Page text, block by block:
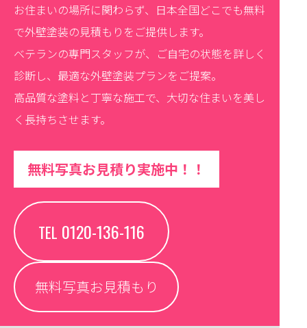
お住まいの場所に関わらず、日本全国どこでも無料
で外壁塗装の見積もりをご提供します。
ベテランの専門スタッフが、ご自宅の状態を詳しく
診断し、最適な外壁塗装プランをご提案。
高品質な塗料と丁寧な施工で、大切な住まいを美し
く長持ちさせます。
無料写真お見積り実施中！！
TEL 0120-136-116
無料写真お見積もり